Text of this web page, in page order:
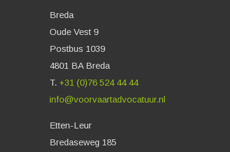
Breda
Oude Vest 9
Postbus 1039
4801 BA Breda
T. +31 (0)76 524 44 44
info@voorvaartadvocatuur.nl
Etten-Leur
Bredaseweg 185